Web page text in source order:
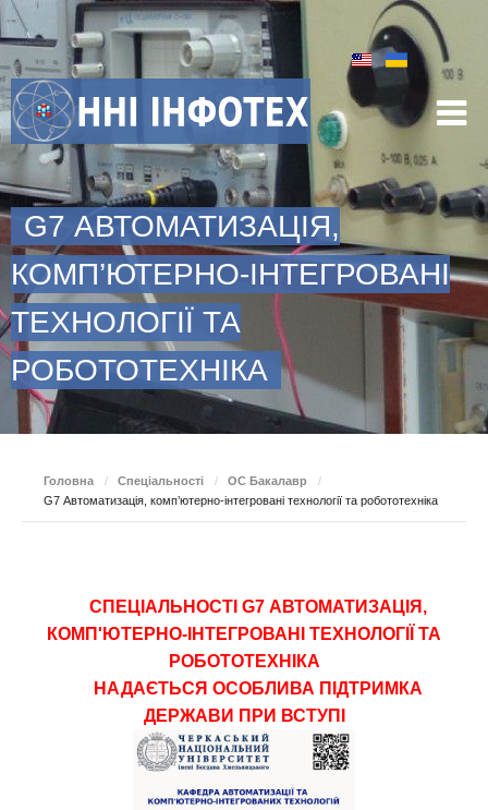
G7 АВТОМАТИЗАЦІЯ,
КОМП’ЮТЕРНО-ІНТЕГРОВАНІ
ТЕХНОЛОГІЇ ТА
РОБОТОТЕХНІКА
Головна / Спеціальності / ОС Бакалавр
/
G7 Автоматизація, комп’ютерно-інтегровані технології та робототехніка
СПЕЦІАЛЬНОСТІ G7 АВТОМАТИЗАЦІЯ,
КОМП'ЮТЕРНО-ІНТЕГРОВАНІ ТЕХНОЛОГІЇ ТА
РОБОТОТЕХНІКА
НАДАЄТЬСЯ ОСОБЛИВА ПІДТРИМКА
ДЕРЖАВИ ПРИ ВСТУПІ